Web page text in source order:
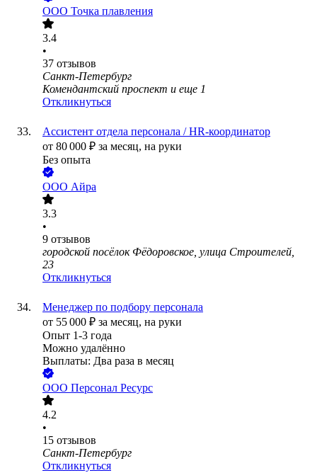
ООО Точка плавления
3.4
•
37 отзывов
Санкт-Петербург
Комендантский проспект и еще 1
Откликнуться
Ассистент отдела персонала / HR-координатор
от 80 000 ₽ за месяц, на руки
Без опыта
ООО Айра
3.3
•
9 отзывов
городской посёлок Фёдоровское, улица Строителей,
23
Откликнуться
Менеджер по подбору персонала
от 55 000 ₽ за месяц, на руки
Опыт 1-3 года
Можно удалённо
Выплаты: Два раза в месяц
ООО Персонал Ресурс
4.2
•
15 отзывов
Санкт-Петербург
Откликнуться